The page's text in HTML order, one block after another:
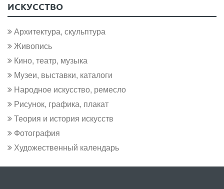
ИСКУССТВО
Архитектура, скульптура
Живопись
Кино, театр, музыка
Музеи, выставки, каталоги
Народное искусство, ремесло
Рисунок, графика, плакат
Теория и история искусств
Фотография
Художественный календарь